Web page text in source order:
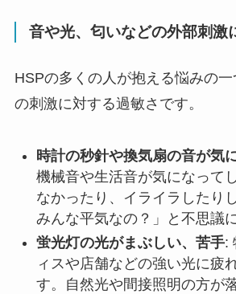
音や光、匂いなどの外部刺激
HSPの多くの人が抱える悩みの
の刺激に対する過敏さです。
時計の秒針や換気扇の音が気
機械音や生活音が気になって
なかったり、イライラしたり
みんな平気なの？」と不思議
蛍光灯の光がまぶしい、苦手:
ィスや店舗などの強い光に疲
す。自然光や間接照明の方が